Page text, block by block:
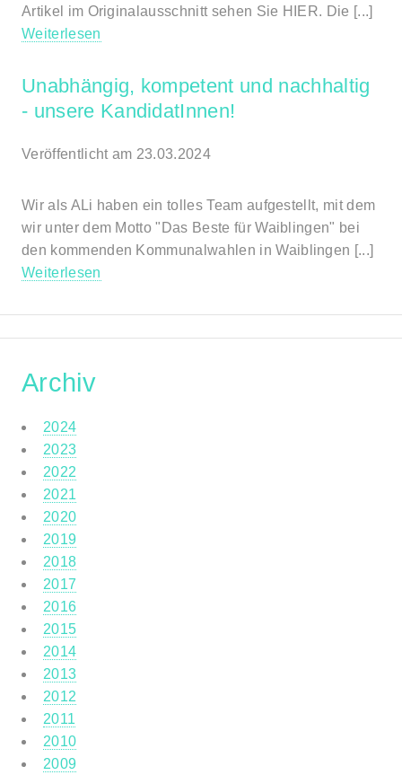
Artikel im Originalausschnitt sehen Sie HIER. Die [...]
Weiterlesen
Unabhängig, kompetent und nachhaltig
- unsere KandidatInnen!
Veröffentlicht am 23.03.2024
Wir als ALi haben ein tolles Team aufgestellt, mit dem
wir unter dem Motto "Das Beste für Waiblingen" bei
den kommenden Kommunalwahlen in Waiblingen [...]
Weiterlesen
Archiv
2024
2023
2022
2021
2020
2019
2018
2017
2016
2015
2014
2013
2012
2011
2010
2009